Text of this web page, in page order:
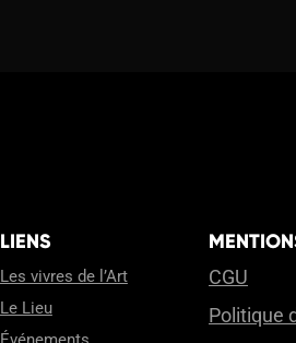
LIENS
Les vivres de l’Art
Le Lieu
CGU
Politique